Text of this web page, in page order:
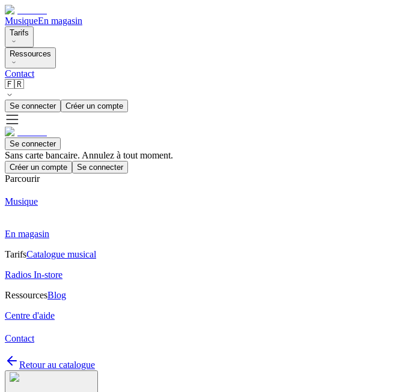
MusiqueEn magasin
Tarifs
Ressources
Contact
🇫🇷
Se connecter Créer un compte
Se connecter
Sans carte bancaire. Annulez à tout moment.
Créer un compte Se connecter
Parcourir
Musique
En magasin
TarifsCatalogue musical
Radios In-store
RessourcesBlog
Centre d'aide
Contact
Retour au catalogue